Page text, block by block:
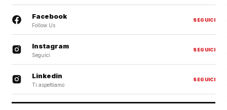
Facebook
Follow Us
SEGUICI
Instagram
Seguici
SEGUICI
Linkedin
Ti aspettiamo
SEGUICI